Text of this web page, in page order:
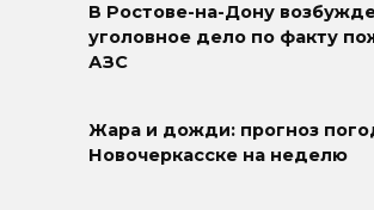
В Ростове-на-Дону
уголовное дело по факту
АЗС
Жара и дожди: прогноз
Новочеркасске на неделю